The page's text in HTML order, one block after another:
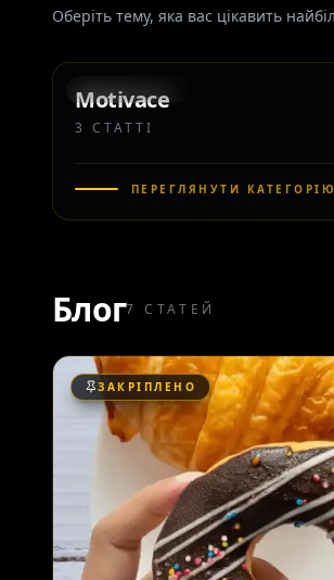
Оберіть тему, яка вас цікавить
КАТЕГОРІЯ
Motivace
3 СТАТТІ
ПЕРЕГЛЯНУТИ КАТЕГОРІЮ
Блог7 СТАТЕЙ
ЗАКРІПЛЕНО